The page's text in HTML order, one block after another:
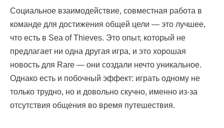
Социальное взаимодействие, совместная работа в
команде для достижения общей цели — это лучшее,
что есть в Sea of Thieves. Это опыт, который не
предлагает ни одна другая игра, и это хорошая
новость для Rare — они создали нечто уникальное.
Однако есть и побочный эффект: играть одному не
только трудно, но и довольно скучно, именно из-за
отсутствия общения во время путешествия.